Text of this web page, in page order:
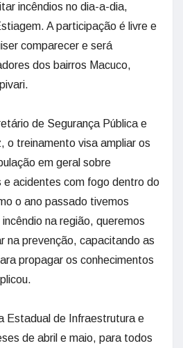
incêndios no dia-a-dia,
A participação é livre e
comparecer e será
dos bairros Macuco,
de Segurança Pública e
o treinamento visa ampliar os
em geral sobre
e acidentes com fogo dentro do
o ano passado tivemos
na região, queremos
na prevenção, capacitando as
propagar os conhecimentos
Estadual de Infraestrutura e
de abril e maio, para todos